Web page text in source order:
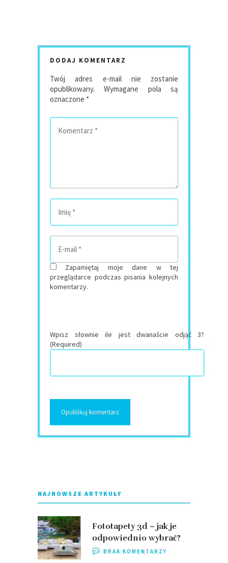
DODAJ KOMENTARZ
Twój adres e-mail nie zostanie
opublikowany.
Wymagane pola są
oznaczone *
Zapamiętaj moje dane w tej
przeglądarce podczas pisania kolejnych
komentarzy.
Wpisz słownie ile jest dwanaście odjąć 3?
(Required)
NAJNOWSZE ARTYKUŁY
Fototapety 3d – jak je
odpowiednio wybrać?
BRAK KOMENTARZY